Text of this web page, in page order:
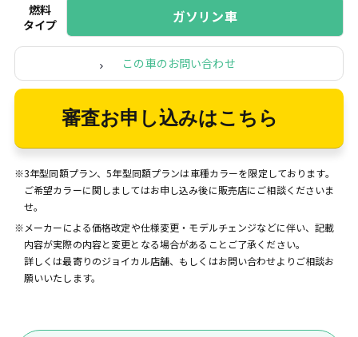
燃料
タイプ
ガソリン車
この車のお問い合わせ
審査お申し込みはこちら
※3年型同額プラン、5年型同額プランは車種カラーを限定しております。
ご希望カラーに関しましてはお申し込み後に販売店にご相談くださいま
せ。
※メーカーによる価格改定や仕様変更・モデルチェンジなどに伴い、記載
内容が実際の内容と変更となる場合があることご了承ください。
詳しくは最寄りのジョイカル店舗、もしくはお問い合わせよりご相談お
願いいたします。